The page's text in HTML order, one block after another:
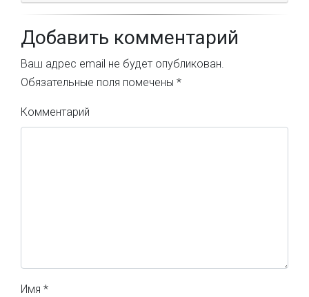
Добавить комментарий
Ваш адрес email не будет опубликован.
Обязательные поля помечены *
Комментарий
Имя *